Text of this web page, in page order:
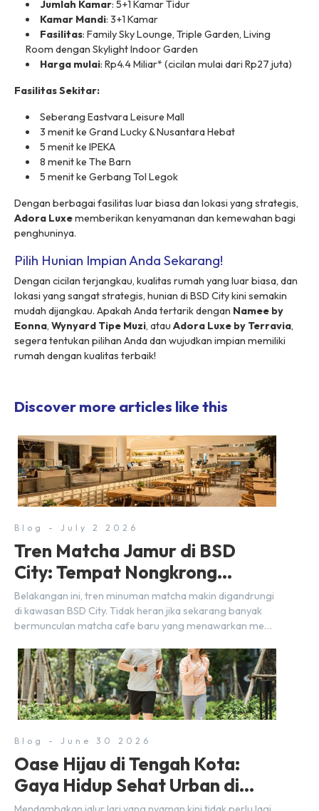
Jumlah Kamar: 5+1 Kamar Tidur
Kamar Mandi: 3+1 Kamar
Fasilitas: Family Sky Lounge, Triple Garden, Living
Room dengan Skylight Indoor Garden
Harga mulai: Rp4.4 Miliar* (cicilan mulai dari Rp27 juta)
Fasilitas Sekitar:
Seberang Eastvara Leisure Mall
3 menit ke Grand Lucky & Nusantara Hebat
5 menit ke IPEKA
8 menit ke The Barn
5 menit ke Gerbang Tol Legok
Dengan berbagai fasilitas luar biasa dan lokasi yang strategis,
Adora Luxememberikan kenyamanan dan kemewahan bagi
penghuninya.
Pilih Hunian Impian Anda Sekarang!
Dengan cicilan terjangkau, kualitas rumah yang luar biasa, dan
lokasi yang sangat strategis, hunian di BSD City kini semakin
mudah dijangkau. Apakah Anda tertarik dengan Namee by
Eonna, Wynyard Tipe Muzi, atau Adora Luxe by Terravia,
segera tentukan pilihan Anda dan wujudkan impian memiliki
rumah dengan kualitas terbaik!
Discover more articles like this
Blog - July 2 2026
Tren Matcha Jamur di BSD
City: Tempat Nongkrong
Estetik Dekat Hunian
Belakangan ini, tren minuman matcha makin digandrungi
di kawasan BSD City. Tidak heran jika sekarang banyak
bermunculan matcha cafe baru yang menawarkan menu
nyaman, baik untuk produktif bekerja (WFC) maupun
sekadar bersantai bersama orang terdekat. Kabar
baiknya, deretan kafe hits ini tersebar di lokasi-lokasi
strategis yang sangat […]
Blog - June 30 2026
Oase Hijau di Tengah Kota:
Gaya Hidup Sehat Urban di